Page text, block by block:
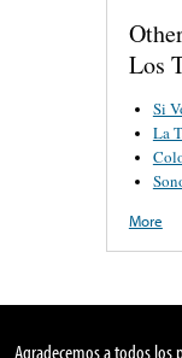
Los
Si
La
More
Agradecemos a todos los